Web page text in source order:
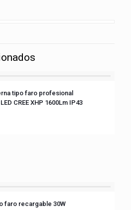
tipo faro profesional
CREE XHP 1600Lm IP43
faro recargable 30W